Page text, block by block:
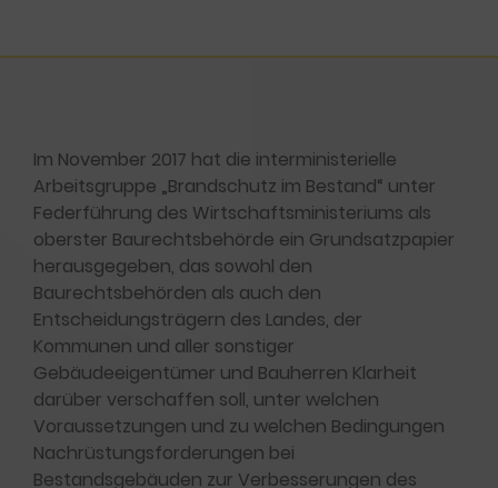
Im November 2017 hat die interministerielle
Arbeitsgruppe „Brandschutz im Bestand“ unter
Federführung des Wirtschaftsministeriums als
oberster Baurechtsbehörde ein Grundsatzpapier
herausgegeben, das sowohl den
Baurechtsbehörden als auch den
Entscheidungsträgern des Landes, der
Kommunen und aller sonstiger
Gebäudeeigentümer und Bauherren Klarheit
darüber verschaffen soll, unter welchen
Voraussetzungen und zu welchen Bedingungen
Nachrüstungsforderungen bei
Bestandsgebäuden zur Verbesserungen des